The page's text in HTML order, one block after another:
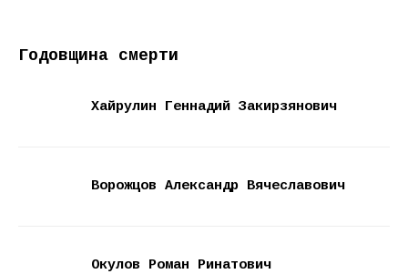
Годовщина смерти
Хайрулин Геннадий Закирзянович
Ворожцов Александр Вячеславович
Окулов Роман Ринатович